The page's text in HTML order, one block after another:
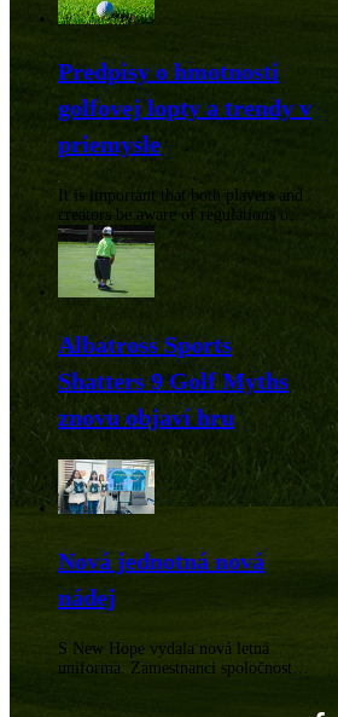
Predpisy o hmotnosti
golfovej lopty a trendy v
priemysle
It is important that both players and
creators be aware of regulations on
golf balls. From precise weight
limits to requiring uniform sizing,
the regulations are used to
counterbalance the game.
Albatross Sports
Shatters 9 Golf Myths
znovu objaví hru
Nová jednotná nová
nádej
S New Hope vydala nová letná
uniforma. Zamestnanci spoločnosti